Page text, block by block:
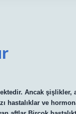
Ancak şişlikler,
hastalıklar ve